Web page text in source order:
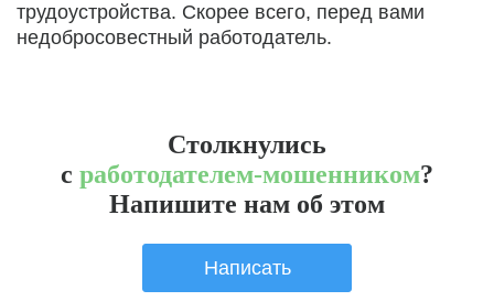
трудоустройства. Скорее всего, перед вами
недобросовестный работодатель.
Столкнулись
с работодателем-мошенником?
Напишите нам об этом
Написать